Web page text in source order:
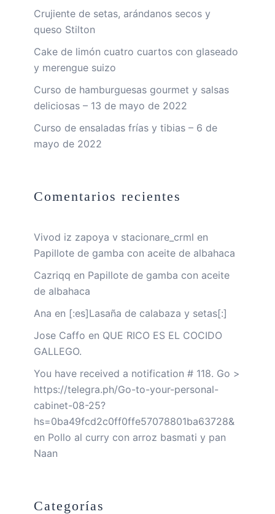
Crujiente de setas, arándanos secos y
queso Stilton
Cake de limón cuatro cuartos con glaseado
y merengue suizo
Curso de hamburguesas gourmet y salsas
deliciosas – 13 de mayo de 2022
Curso de ensaladas frías y tibias – 6 de
mayo de 2022
Comentarios recientes
Vivod iz zapoya v stacionare_crml en
Papillote de gamba con aceite de albahaca
Cazriqq en Papillote de gamba con aceite
de albahaca
Ana en [:es]Lasaña de calabaza y setas[:]
Jose Caffo en QUE RICO ES EL COCIDO
GALLEGO.
You have received a notification # 118. Go >
https://telegra.ph/Go-to-your-personal-
cabinet-08-25?
hs=0ba49fcd2c0ff0ffe57078801ba63728&
en Pollo al curry con arroz basmati y pan
Naan
Categorías